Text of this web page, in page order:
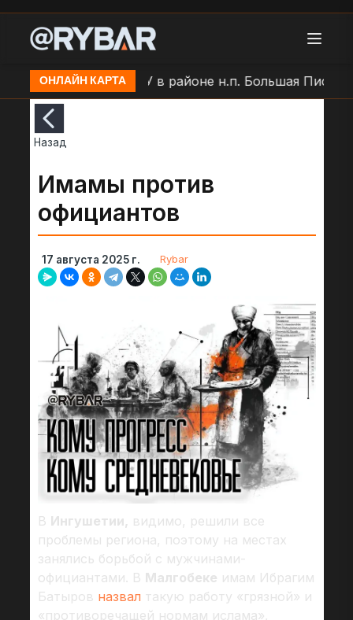
ОНЛАЙН КАРТА
по позиции ВСУ в районе н.п. Большая Писаревка
Назад
Имамы против
официантов
17 августа 2025 г. Rybar
В Ингушетии, видимо, решили все
проблемы региона, поэтому на местах
занялись борьбой с мужчинами-
официантами. В Малгобеке имам Ибрагим
Батыров назвал такую работу «грязной» и
«противоречащей нормам ислама»,